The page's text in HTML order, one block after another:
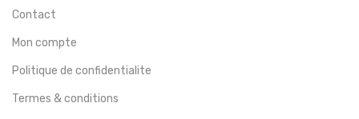
Contact
Mon compte
Politique de confidentialite
Termes & conditions